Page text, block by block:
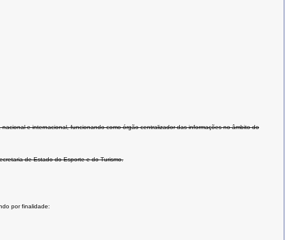
e internacional, funcionando como órgão centralizador das informações no âmbito do
de Estado do Esporte e do Turismo.
por finalidade: